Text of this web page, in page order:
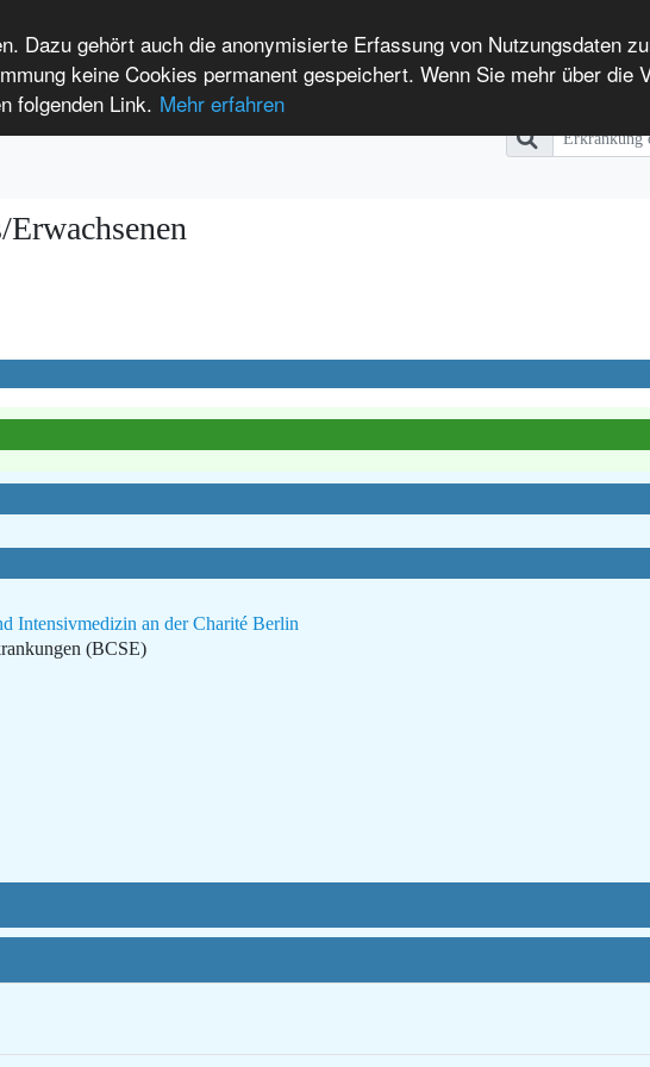
Dazu gehört auch die anonymisierte Erfassung von Nutzungsdaten
keine Cookies permanent gespeichert. Wenn Sie mehr über die
folgenden Link. Mehr erfahren
Erkrankungen
Anmelden Leichte Sprache International Patients
Intensivmedizin an der Charité Berlin
(BCSE)